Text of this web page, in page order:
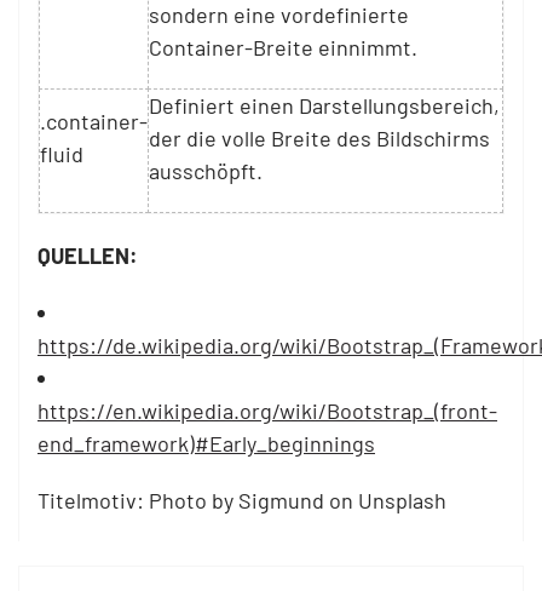
sondern eine vordefinierte
Container-Breite einnimmt.
.container-
fluid
Definiert einen Darstellungsbereich,
der die volle Breite des Bildschirms
ausschöpft.
QUELLEN:
https://de.wikipedia.org/wiki/
https://en.wikipedia.org/wiki/Bootstrap_(front-
end_framework)#Early_beginnings
Titelmotiv: Photo by Sigmund on Unsplash